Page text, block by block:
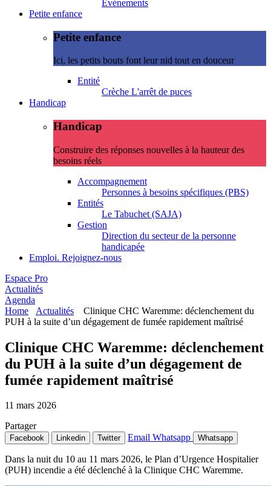
Evénements
Petite enfance
Petite enfance
Ici, les petits bouts font leur nid tout en douceur
Entité
Crèche L'arrêt de puces
Handicap
Handicap
Construire des réponses nouvelles à la hauteur des
besoins réels
Accompagnement
Personnes à besoins spécifiques (PBS)
Entités
Le Tabuchet (SAJA)
Gestion
Direction du secteur de la personne
handicapée
Emploi. Rejoignez-nous
Espace Pro
Actualités
Agenda
Home
Actualités
Clinique CHC Waremme: déclenchement du
PUH à la suite d’un dégagement de fumée rapidement maîtrisé
Clinique CHC Waremme: déclenchement
du PUH à la suite d’un dégagement de
fumée rapidement maîtrisé
11 mars 2026
Partager
Facebook Linkedin Twitter Email Whatsapp Whatsapp
Dans la nuit du 10 au 11 mars 2026, le Plan d’Urgence Hospitalier
(PUH) incendie a été déclenché à la Clinique CHC Waremme.